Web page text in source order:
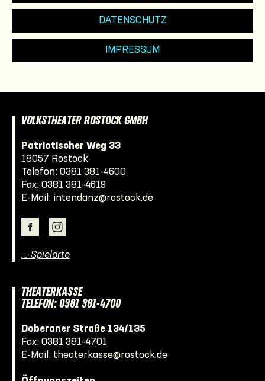
DATENSCHUTZ
IMPRESSUM
VOLKSTHEATER ROSTOCK GMBH
Patriotischer Weg 33
18057 Rostock
Telefon: 0381 381-4600
Fax: 0381 381-4619
E-Mail: intendanz@rostock.de
… Spielorte
THEATERKASSE
TELEFON: 0381 381-4700
Doberaner Straße 134/135
Fax: 0381 381-4701
E-Mail: theaterkasse@rostock.de